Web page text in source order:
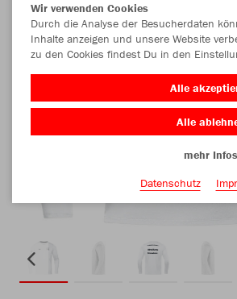
Wir verwenden Cookies
Durch die Analyse der Besucherdaten
Inhalte anzeigen und unsere Website
zu den Cookies findest Du in den
Alle
Alle
mehr Infos
Datenschutz